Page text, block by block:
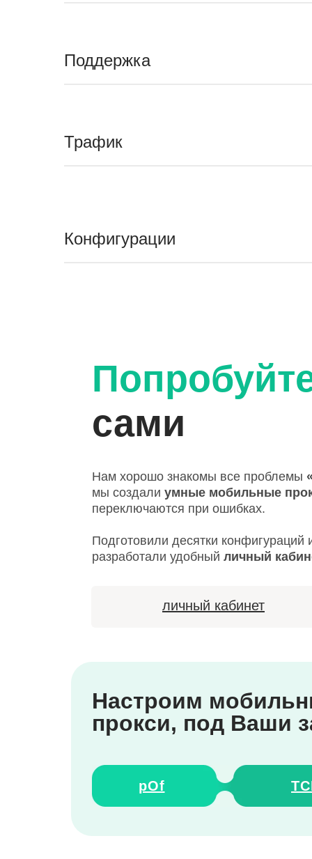
Поддержка
Трафик
Конфигурации
сами
Нам хорошо знакомы все проблемы
мы создали умные мобильные
переключаются при ошибках.
Подготовили десятки
разработали удобный личный
Настроим
прокси, под Ваши
личный кабинет
pOf